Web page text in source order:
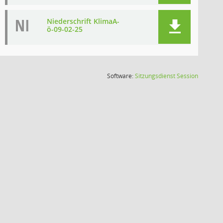
NI
Niederschrift KlimaA-
ö-09-02-25
Software:SitzungsdienstSession(Wird in